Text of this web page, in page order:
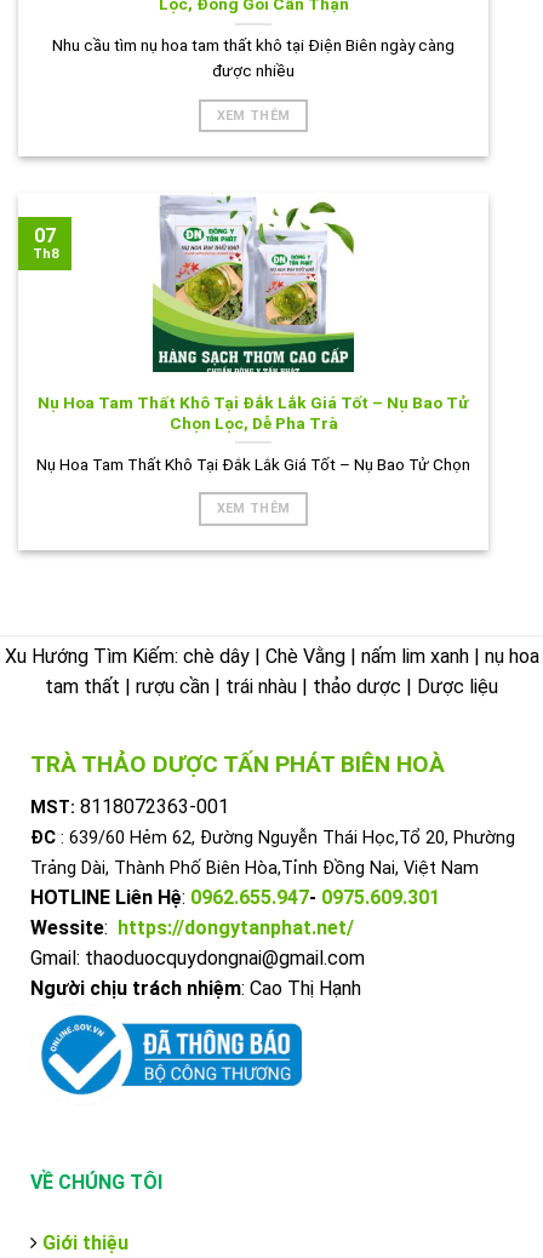
Nhu cầu tìm nụ hoa tam thất khô tại Điện Biên ngày càng
được nhiều
XEM THÊM
Nụ Hoa Tam Thất Khô Tại Đắk Lắk Giá Tốt – Nụ Bao Tử
Chọn Lọc, Dễ Pha Trà
Nụ Hoa Tam Thất Khô Tại Đắk Lắk Giá Tốt – Nụ Bao Tử Chọn
XEM THÊM
07
Th8
Xu Hướng Tìm Kiếm: chè dây | Chè Vằng | nấm lim xanh | nụ hoa
tam thất | rượu cần | trái nhàu | thảo dược | Dược liệu
TRÀ THẢO DƯỢC TẤN PHÁT BIÊN HOÀ
MST: 8118072363-001
ĐC : 639/60 Hẻm 62, Đường Nguyễn Thái Học,Tổ 20, Phường
Trảng Dài, Thành Phố Biên Hòa,Tỉnh Đồng Nai, Việt Nam
HOTLINE Liên Hệ: 0962.655.947- 0975.609.301
Wessite: https://dongytanphat.net/
Gmail: thaoduocquydongnai@gmail.com
Người chịu trách nhiệm: Cao Thị Hạnh
VỀ CHÚNG TÔI
Giới thiệu